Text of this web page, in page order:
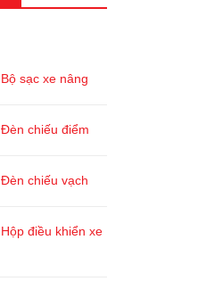
Bộ sạc xe nâng
Đèn chiếu điểm
Đèn chiếu vạch
Hộp điều khiển xe